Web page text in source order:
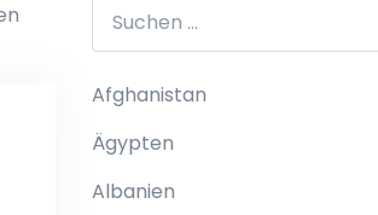
Afghanistan
Ägypten
Albanien